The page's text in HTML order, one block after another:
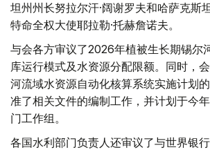
坦州州长努拉尔汗·阔谢罗夫和哈萨克斯
特命全权大使耶拉勒·托赫詹诺夫。
与会各方审议了2026年植被生长期锡尔
库运行模式及水资源分配限额。同时，
河流域水资源自动化核算系统实施计划
准了相关文件的编制工作，并计划于今
门工作组。
各国水利部门负责人还审议了与世界银